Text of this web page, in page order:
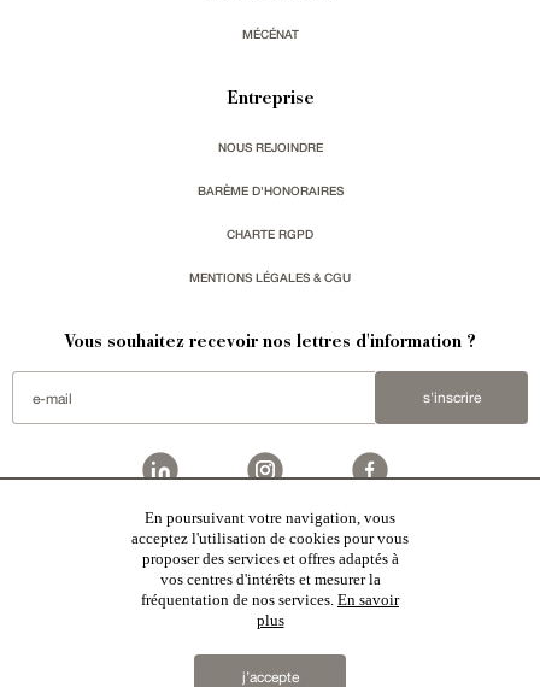
MÉCÉNAT
Entreprise
NOUS REJOINDRE
BARÈME D'HONORAIRES
CHARTE RGPD
MENTIONS LÉGALES & CGU
Vous souhaitez recevoir nos lettres d'information ?
s'inscrire
est une agence immobilière basée à Paris, ayant créé un réseau national spécialisé
dans la vente de bâtiments de caractère. Vente de
manoirs
maisons en ville,appartements ,Architecture du 20ème S.,monuments historiques
moulins,mas & corps de ferme,maisons de village
propriétés équestres,forêts et terres agricoles,biens avec vue sur mer
En poursuivant votre navigation, vous
acceptez l'utilisation de cookies pour vous
proposer des services et offres adaptés à
vos centres d'intérêts et mesurer la
fréquentation de nos services. En savoir
plus
j’accepte